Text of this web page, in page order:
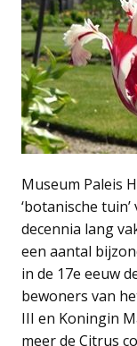
Museum Paleis
‘botanische
decennia lang
een aantal
in de 17e eeuw
bewoners van
III en Koningin
meer de Citrus